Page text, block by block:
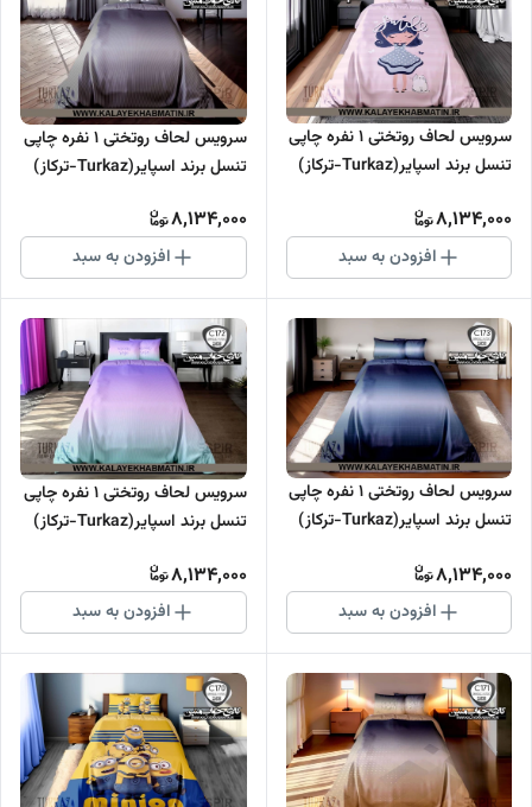
سرویس لحاف روتختی 1 نفره چاپی
تنسل برند اسپایر(Turkaz-ترکاز)
8,134,000
افزودن به سبد
سرویس لحاف روتختی 1 نفره چاپی
تنسل برند اسپایر(Turkaz-ترکاز)
8,134,000
افزودن به سبد
سرویس لحاف روتختی 1 نفره چاپی
تنسل برند اسپایر(Turkaz-ترکاز)
8,134,000
افزودن به سبد
سرویس لحاف روتختی 1 نفره چاپی
تنسل برند اسپایر(Turkaz-ترکاز)
8,134,000
افزودن به سبد